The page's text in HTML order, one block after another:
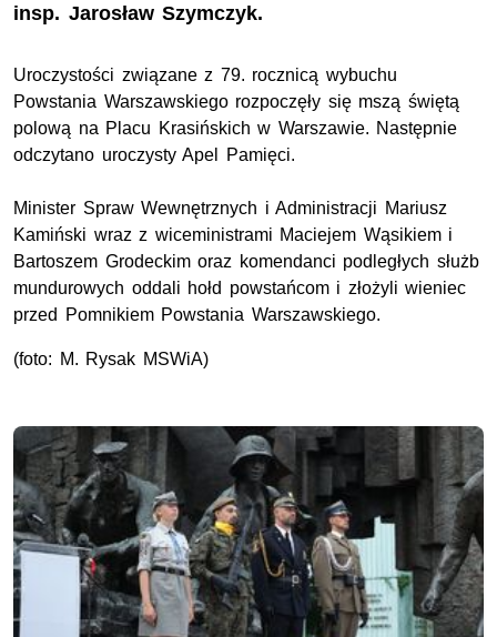
insp. Jarosław Szymczyk.
Uroczystości związane z 79. rocznicą wybuchu
Powstania Warszawskiego rozpoczęły się mszą świętą
polową na Placu Krasińskich w Warszawie. Następnie
odczytano uroczysty Apel Pamięci.
Minister Spraw Wewnętrznych i Administracji Mariusz
Kamiński wraz z wiceministrami Maciejem Wąsikiem i
Bartoszem Grodeckim oraz komendanci podległych służb
mundurowych oddali hołd powstańcom i złożyli wieniec
przed Pomnikiem Powstania Warszawskiego.
(foto: M. Rysak MSWiA)